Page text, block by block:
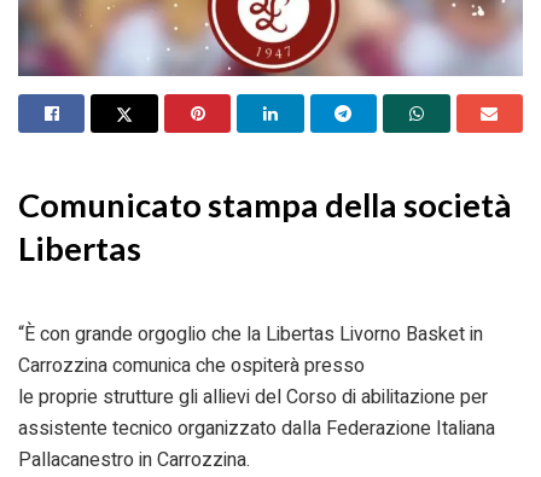
Comunicato stampa della società
Libertas
“È con grande orgoglio che la Libertas Livorno Basket in
Carrozzina comunica che ospiterà presso
le proprie strutture gli allievi del Corso di abilitazione per
assistente tecnico organizzato dalla Federazione Italiana
Pallacanestro in Carrozzina.